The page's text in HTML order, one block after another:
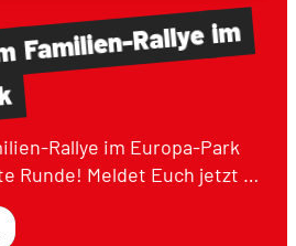
Familien-Rallyeim
Rallye im Europa-Park
Runde! Meldet Euch jetzt …